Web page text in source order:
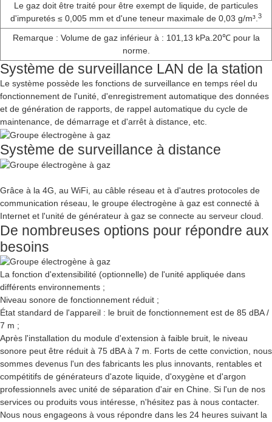
Le gaz doit être traité pour être exempt de liquide, de particules
d'impuretés ≤ 0,005 mm et d'une teneur maximale de 0,03 g/m³. 3
Remarque : Volume de gaz inférieur à : 101,13 kPa.20℃ pour la
norme.
Système de surveillance LAN de la station
Le système possède les fonctions de surveillance en temps réel du
fonctionnement de l'unité, d'enregistrement automatique des données
et de génération de rapports, de rappel automatique du cycle de
maintenance, de démarrage et d'arrêt à distance, etc.
Système de surveillance à distance
Grâce à la 4G, au WiFi, au câble réseau et à d'autres protocoles de
communication réseau, le groupe électrogène à gaz est connecté à
Internet et l'unité de générateur à gaz se connecte au serveur cloud.
De nombreuses options pour répondre aux
besoins
La fonction d'extensibilité (optionnelle) de l'unité appliquée dans
différents environnements ;
Niveau sonore de fonctionnement réduit ;
État standard de l'appareil : le bruit de fonctionnement est de 85 dBA /
7 m ;
Après l'installation du module d'extension à faible bruit, le niveau
sonore peut être réduit à 75 dBA à 7 m. Forts de cette conviction, nous
sommes devenus l'un des fabricants les plus innovants, rentables et
compétitifs de générateurs d'azote liquide, d'oxygène et d'argon
professionnels avec unité de séparation d'air en Chine. Si l'un de nos
services ou produits vous intéresse, n'hésitez pas à nous contacter.
Nous nous engageons à vous répondre dans les 24 heures suivant la